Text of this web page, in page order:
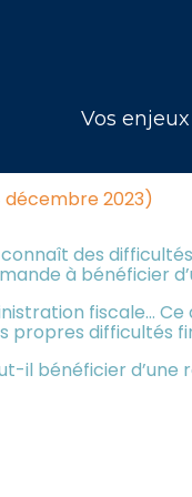
Vos enjeux
ET
décembre 2023)
des
à bénéficier
fiscale…
propres difficultés
il bénéficier d’une